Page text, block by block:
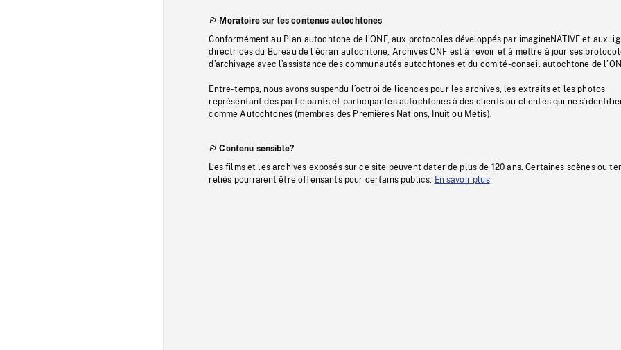
Moratoire sur les contenus autochtones
Conformément au Plan autochtone de l’ONF, aux protocoles développés par imagineNATIVE et aux
directrices du Bureau de l’écran autochtone, Archives ONF est à revoir et à mettre à jour ses
d’archivage avec l’assistance des communautés autochtones et du comité-conseil autochtone de
Entre-temps, nous avons suspendu l’octroi de licences pour les archives, les extraits et les photos
représentant des participants et participantes autochtones à des clients ou clientes qui ne
comme Autochtones (membres des Premières Nations, Inuit ou Métis).
Contenu sensible?
Les films et les archives exposés sur ce site peuvent dater de plus de 120 ans. Certaines scènes ou
reliés pourraient être offensants pour certains publics.
En savoir plus